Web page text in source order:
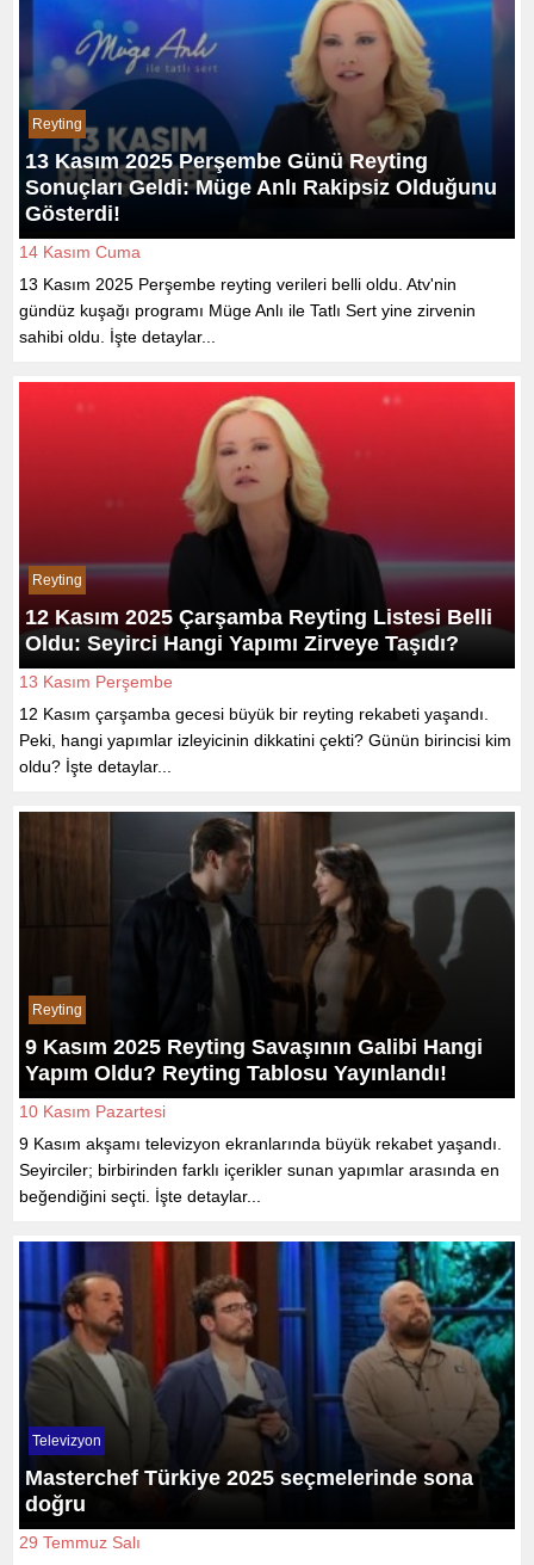
Reyting
13 Kasım 2025 Perşembe Günü Reyting
Sonuçları Geldi: Müge Anlı Rakipsiz Olduğunu
Gösterdi!
14 Kasım Cuma
13 Kasım 2025 Perşembe reyting verileri belli oldu. Atv'nin
gündüz kuşağı programı Müge Anlı ile Tatlı Sert yine zirvenin
sahibi oldu. İşte detaylar...
Reyting
12 Kasım 2025 Çarşamba Reyting Listesi Belli
Oldu: Seyirci Hangi Yapımı Zirveye Taşıdı?
13 Kasım Perşembe
12 Kasım çarşamba gecesi büyük bir reyting rekabeti yaşandı.
Peki, hangi yapımlar izleyicinin dikkatini çekti? Günün birincisi kim
oldu? İşte detaylar...
Reyting
9 Kasım 2025 Reyting Savaşının Galibi Hangi
Yapım Oldu? Reyting Tablosu Yayınlandı!
10 Kasım Pazartesi
9 Kasım akşamı televizyon ekranlarında büyük rekabet yaşandı.
Seyirciler; birbirinden farklı içerikler sunan yapımlar arasında en
beğendiğini seçti. İşte detaylar...
Televizyon
Masterchef Türkiye 2025 seçmelerinde sona
doğru
29 Temmuz Salı